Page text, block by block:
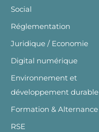
Social
Réglementation
Juridique / Economie
Digital numérique
Environnement et
développement durable
Formation & Alternance
RSE